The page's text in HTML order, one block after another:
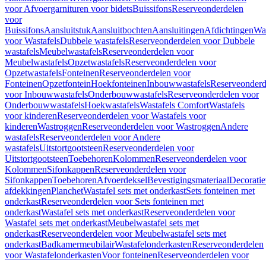
voor Afvoergarnituren voor bidetsBuissifonsReserveonderdelen
voor
BuissifonsAansluitstukAansluitbochtenAansluitingenAfdichtingen
voor WastafelsDubbele wastafelsReserveonderdelen voor Dubbele
wastafelsMeubelwastafelsReserveonderdelen voor
MeubelwastafelsOpzetwastafelsReserveonderdelen voor
OpzetwastafelsFonteinenReserveonderdelen voor
FonteinenOpzetfonteinHoekfonteinenInbouwwastafels
voor InbouwwastafelsOnderbouwwastafelsReserveonderdelen voor
OnderbouwwastafelsHoekwastafelsWastafels ComfortWastafels
voor kinderenReserveonderdelen voor Wastafels voor
kinderenWastroggenReserveonderdelen voor WastroggenAndere
wastafelsReserveonderdelen voor Andere
wastafelsUitstortgootsteenReserveonderdelen voor
UitstortgootsteenToebehorenKolommenReserveonderdelen voor
KolommenSifonkappenReserveonderdelen voor
SifonkappenToebehorenAfvoerdekselBevestigingsmateriaal
afdekkingenPlanchetWastafel sets met onderkastSets fonteinen met
onderkastReserveonderdelen voor Sets fonteinen met
onderkastWastafel sets met onderkastReserveonderdelen voor
Wastafel sets met onderkastMeubelwastafel sets met
onderkastReserveonderdelen voor Meubelwastafel sets met
onderkastBadkamermeubilairWastafelonderkastenReserveonderdelen
voor WastafelonderkastenVoor fonteinenReserveonderdelen voor